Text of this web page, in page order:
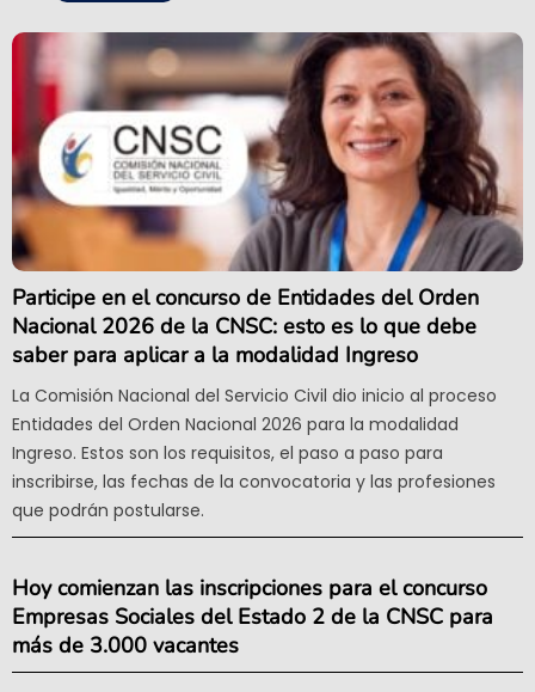
Participe en el concurso de Entidades del Orden
Nacional 2026 de la CNSC: esto es lo que debe
saber para aplicar a la modalidad Ingreso
La Comisión Nacional del Servicio Civil dio inicio al proceso
Entidades del Orden Nacional 2026 para la modalidad
Ingreso. Estos son los requisitos, el paso a paso para
inscribirse, las fechas de la convocatoria y las profesiones
que podrán postularse.
Hoy comienzan las inscripciones para el concurso
Empresas Sociales del Estado 2 de la CNSC para
más de 3.000 vacantes